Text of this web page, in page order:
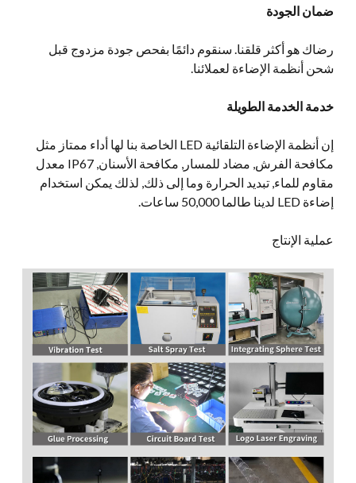
ضمان الجودة
رضاك هو أكثر قلقنا. سنقوم دائمًا بفحص جودة مزدوج قبل
شحن أنظمة الإضاءة لعملائنا.
خدمة الخدمة الطويلة
إن أنظمة الإضاءة التلقائية LED الخاصة بنا لها أداء ممتاز مثل
مكافحة الفرش, مضاد للمسار, مكافحة الأسنان, IP67 معدل
مقاوم للماء, تبديد الحرارة وما إلى ذلك, لذلك يمكن استخدام
إضاءة LED لدينا طالما 50,000 ساعات.
عملية الإنتاج